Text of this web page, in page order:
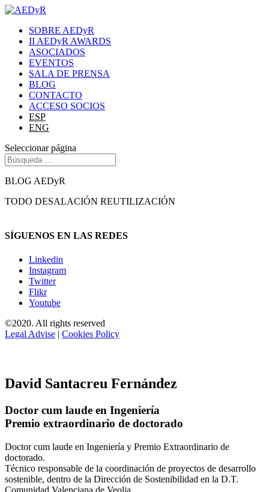
SOBRE AEDyR
II AEDyR AWARDS
ASOCIADOS
EVENTOS
SALA DE PRENSA
BLOG
CONTACTO
ACCESO SOCIOS
ESP
ENG
Seleccionar página
BLOG AEDyR
TODO DESALACIÓN REUTILIZACIÓN
SÍGUENOS EN LAS REDES
Linkedin
Instagram
Twitter
Flikr
Youtube
©2020. All rights reserved
Legal Advise | Cookies Policy
David Santacreu Fernández
Doctor cum laude en Ingeniería
Premio extraordinario de doctorado
Doctor cum laude en Ingeniería y Premio Extraordinario de
doctorado.
Técnico responsable de la coordinación de proyectos de desarrollo
sostenible, dentro de la Dirección de Sostenibilidad en la D.T.
Comunidad Valenciana de Veolia.